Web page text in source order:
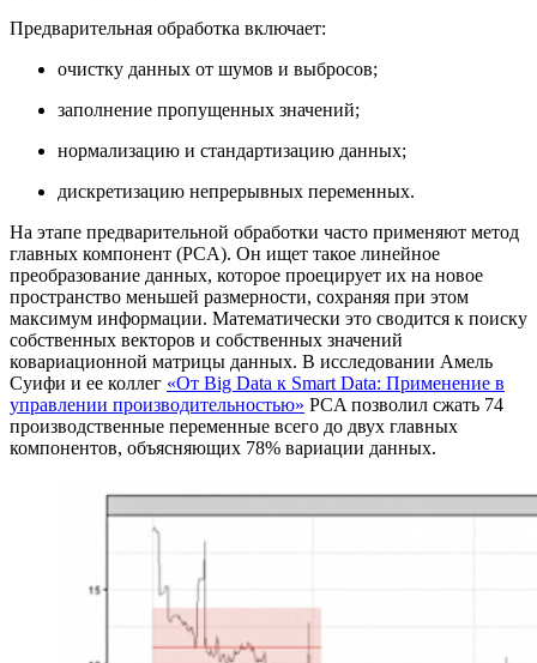
Предварительная обработка включает:
очистку данных от шумов и выбросов;
заполнение пропущенных значений;
нормализацию и стандартизацию данных;
дискретизацию непрерывных переменных.
На этапе предварительной обработки часто применяют метод
главных компонент (PCA). Он ищет такое линейное
преобразование данных, которое проецирует их на новое
пространство меньшей размерности, сохраняя при этом
максимум информации. Математически это сводится к поиску
собственных векторов и собственных значений
ковариационной матрицы данных. В исследовании Амель
Суифи и ее коллег «От Big Data к Smart Data: Применение в
управлении производительностью» PCA позволил сжать 74
производственные переменные всего до двух главных
компонентов, объясняющих 78% вариации данных.